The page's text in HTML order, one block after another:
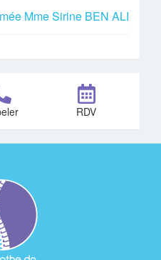
Mme Sirine BEN ALI
RDV